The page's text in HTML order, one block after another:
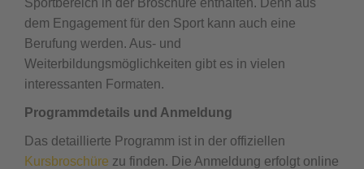
dem Engagement für den Sport kann auch eine
Berufung werden. Aus- und
Weiterbildungsmöglichkeiten gibt es in vielen
interessanten Formaten.
Programmdetails und Anmeldung
Das detaillierte Programm ist in der offiziellen
Kursbroschüre zu finden. Die Anmeldung erfolgt online